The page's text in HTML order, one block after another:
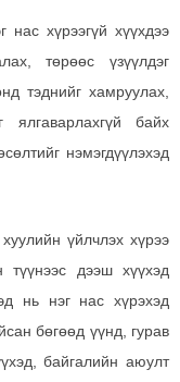
нас хүрээгүй хүүхдээ
төрөөс үзүүлдэг
тэднийг хамруулах,
ялгаварлахгүй байх
нэмэгдүүлэхэд
үйлчлэх хүрээ
дээш хүүхэд
нь нэг нас хүрэхэд
бөгөөд үүнд, гурав
байгалийн аюулт